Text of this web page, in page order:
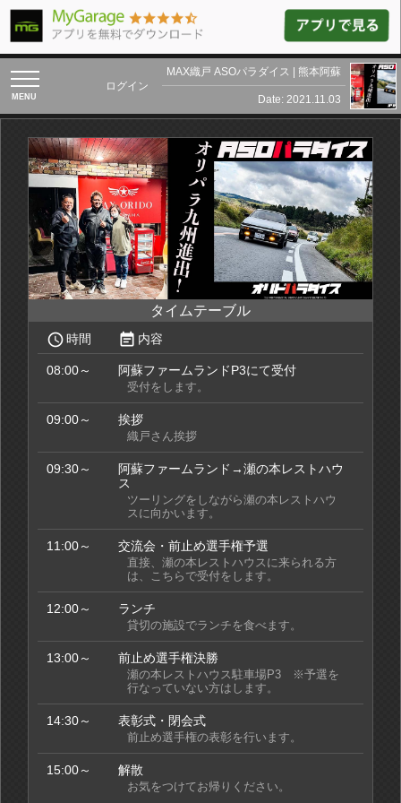
toggle
navigation
ログイン
MAX織戸 ASOパラダイス | 熊本阿蘇
Date: 2021.11.03
タイムテーブル
access_time時間 event_note 内容
08:00～ 阿蘇ファームランドP3にて受付
受付をします。
09:00～ 挨拶
織戸さん挨拶
09:30～
阿蘇ファームランド→瀬の本レストハウ
ス
ツーリングをしながら瀬の本レストハウ
スに向かいます。
11:00～ 交流会・前止め選手権予選
直接、瀬の本レストハウスに来られる方
は、こちらで受付をします。
12:00～ ランチ
貸切の施設でランチを食べます。
13:00～ 前止め選手権決勝
瀬の本レストハウス駐車場P3 ※予選を
行なっていない方はします。
14:30～ 表彰式・閉会式
前止め選手権の表彰を行います。
15:00～ 解散
お気をつけてお帰りください。